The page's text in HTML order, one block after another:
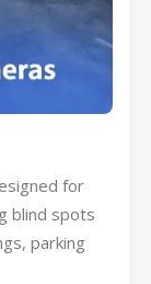
for
blind spots
parking